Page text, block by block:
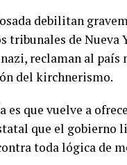
debilitan
tribunales de Nueva
reclaman al
del kirchnerismo.
es que vuelve a
que el
toda lógica de